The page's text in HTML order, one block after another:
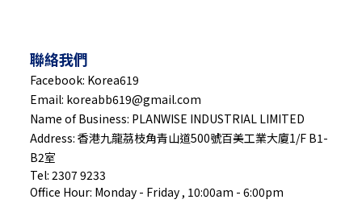
聯絡我們
Facebook: Korea619
Email: koreabb619@gmail.com
Name of Business: PLANWISE INDUSTRIAL LIMITED
Address: 香港九龍茘枝角青山道500號百美工業大廈1/F B1-
B2室
Tel: 2307 9233
Office Hour: Monday - Friday , 10:00am - 6:00pm